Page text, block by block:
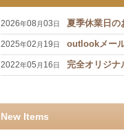
2026年08 月03日 夏季休業日の
2025年02 月 19日 outlookメー
2022年05 月 16日 完全オリジナ
New Items